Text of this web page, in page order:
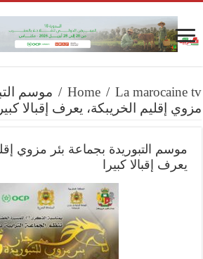
Home / La marocaine tv
/ موسم
مزوي إقليم الخريبكة، يعرف إقبالا كبيرا
موسم التبوريدة بجماعة بئر مزوي
يعرف إقبالا كبيرا